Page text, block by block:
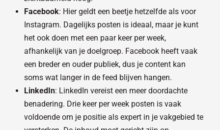
Facebook: Hier geldt een beetje hetzelfde als voor
Instagram. Dagelijks posten is ideaal, maar je kunt
het ook doen met een paar keer per week,
afhankelijk van je doelgroep. Facebook heeft vaak
een breder en ouder publiek, dus je content kan
soms wat langer in de feed blijven hangen.
LinkedIn: LinkedIn vereist een meer doordachte
benadering. Drie keer per week posten is vaak
voldoende om je positie als expert in je vakgebied te